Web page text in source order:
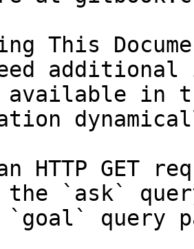
This
in
HTTP GET
the `ask`
query